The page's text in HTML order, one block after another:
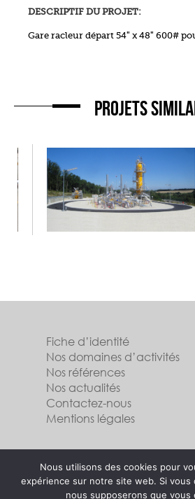
DESCRIPTIF DU PROJET:
Gare racleur départ 54″ x 48″ 600#
PROJETS
Fiche d’identité
Nos domaines d’activités
Nos références
Nos actualités
Contactez-nous
Mentions légales
Suivez-nous
Nous utilisons des cookies pour
expérience sur notre site web. Si
nous supposerons que vous